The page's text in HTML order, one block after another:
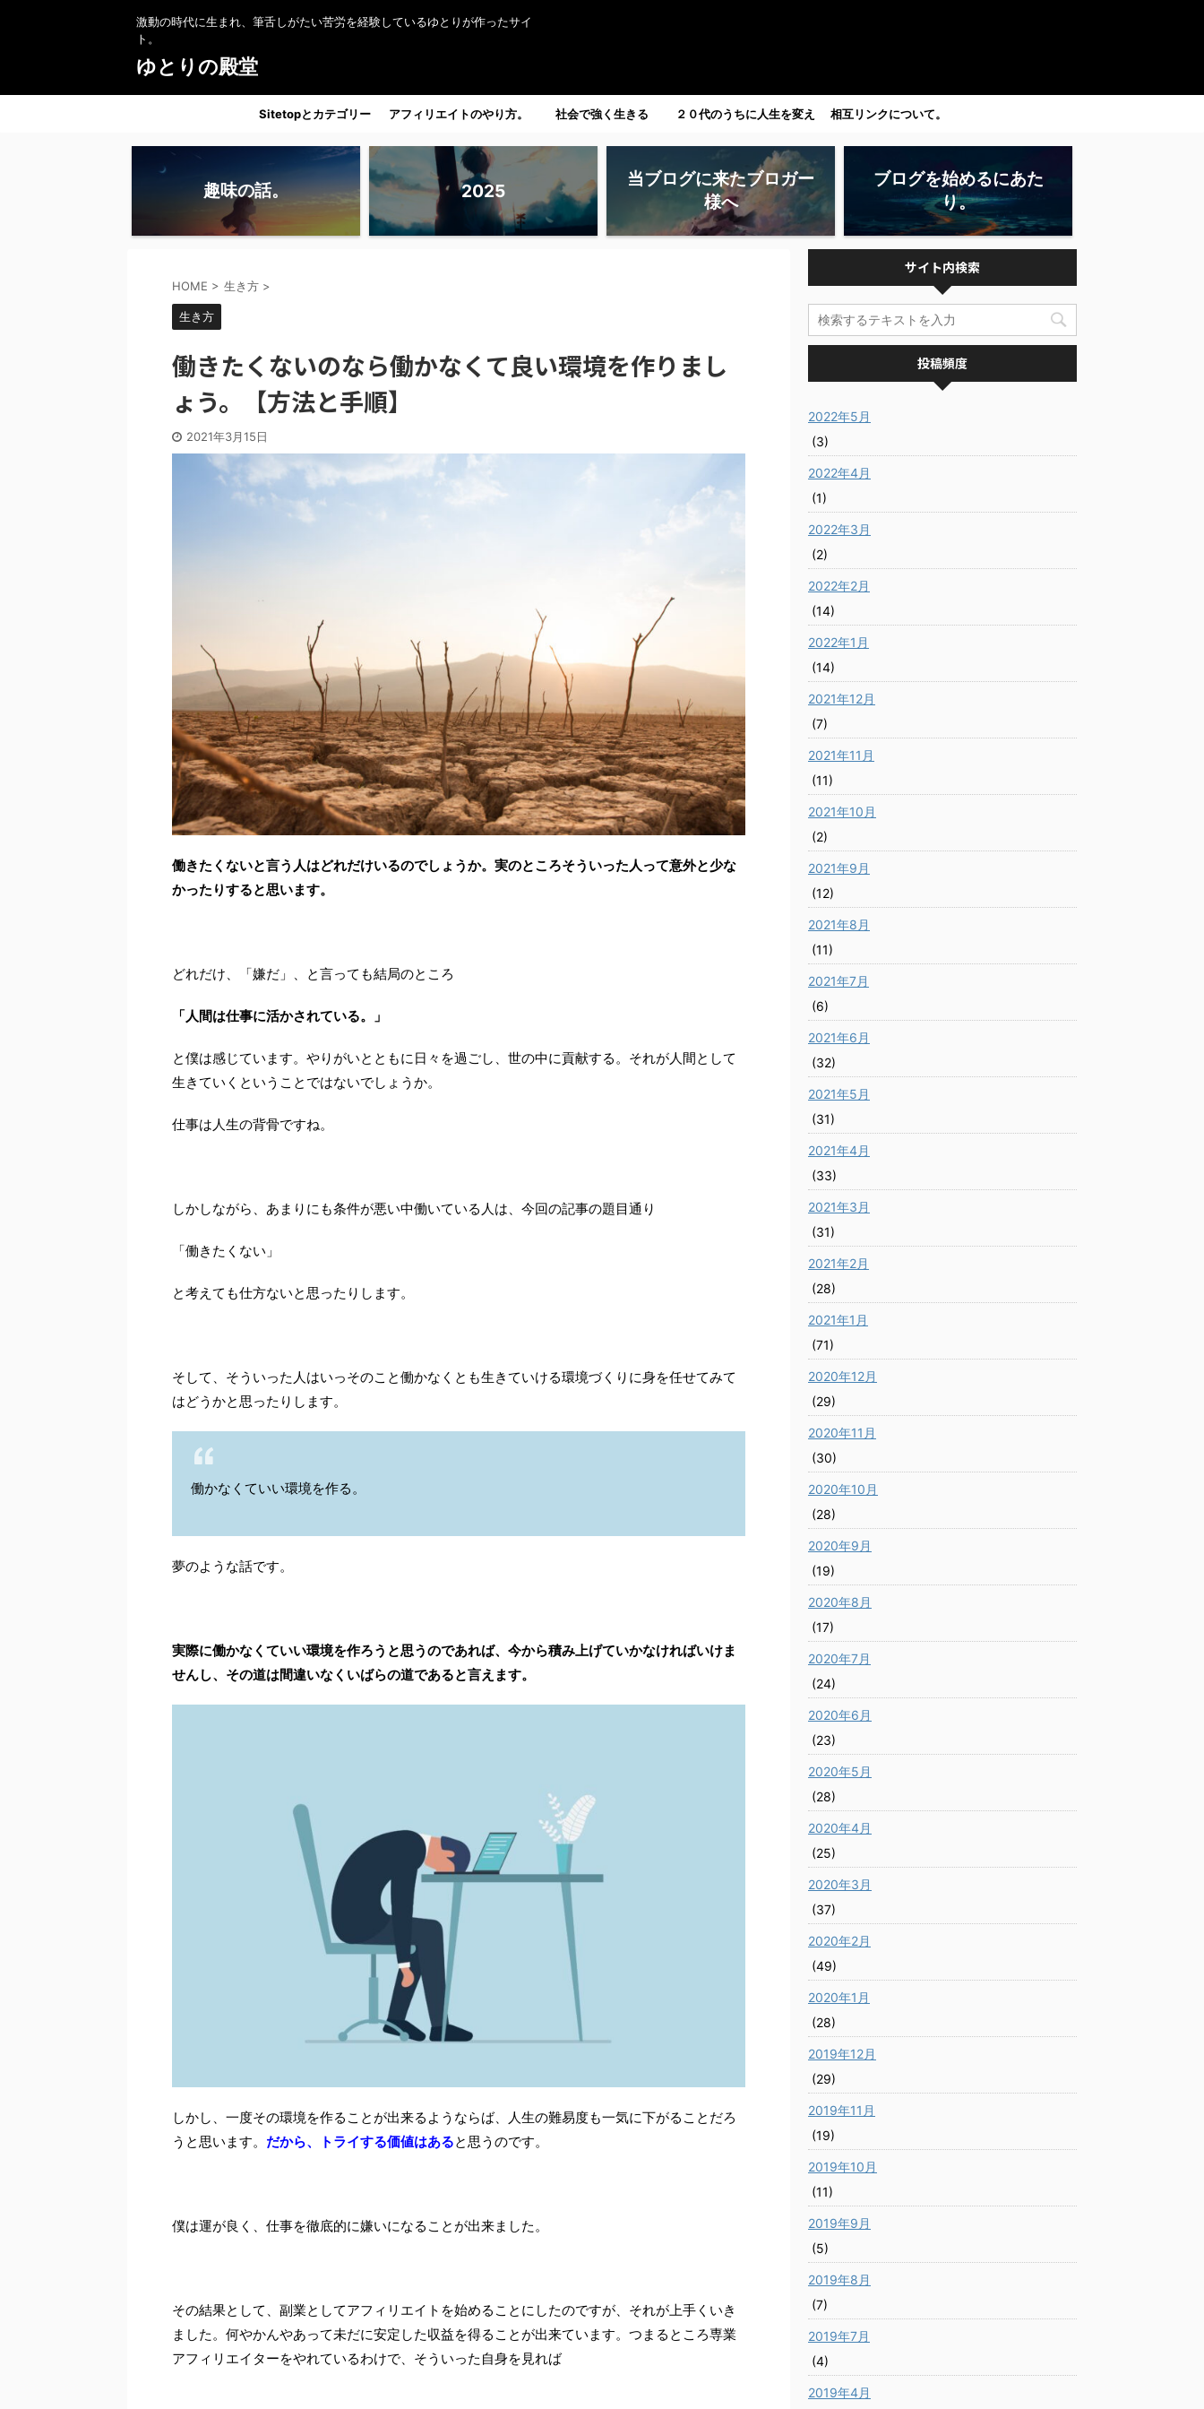
激動の時代に生まれ、筆舌しがたい苦労を経験しているゆとりが作ったサイ
ト。
ゆとりの殿堂
Sitetopとカテゴリー アフィリエイトのやり方。 社会で強く生きる ２０代のうちに人生を変え
たい人へ。
相互リンクについて。
趣味の話。 2025
当ブログに来たブロガー
様へ
ブログを始めるにあた
り。
HOME > 生き方 >
生き方
働きたくないのなら働かなくて良い環境を作りまし
ょう。【方法と手順】
2021年3月15日
働きたくないと言う人はどれだけいるのでしょうか。実のところそういった人って意外と少な
かったりすると思います。
どれだけ、「嫌だ」、と言っても結局のところ
「人間は仕事に活かされている。」
と僕は感じています。やりがいとともに日々を過ごし、世の中に貢献する。それが人間として
生きていくということではないでしょうか。
仕事は人生の背骨ですね。
しかしながら、あまりにも条件が悪い中働いている人は、今回の記事の題目通り
「働きたくない」
と考えても仕方ないと思ったりします。
そして、そういった人はいっそのこと働かなくとも生きていける環境づくりに身を任せてみて
はどうかと思ったりします。
働かなくていい環境を作る。
夢のような話です。
実際に働かなくていい環境を作ろうと思うのであれば、今から積み上げていかなければいけま
せんし、その道は間違いなくいばらの道であると言えます。
しかし、一度その環境を作ることが出来るようならば、人生の難易度も一気に下がることだろ
うと思います。 だから、トライする価値はあると思うのです。
僕は運が良く、仕事を徹底的に嫌いになることが出来ました。
その結果として、副業としてアフィリエイトを始めることにしたのですが、それが上手くいき
ました。何やかんやあって未だに安定した収益を得ることが出来ています。つまるところ専業
アフィリエイターをやれているわけで、そういった自身を見れば
サイト内検索
投稿頻度
2022年5月
(3)
2022年4月
(1)
2022年3月
(2)
2022年2月
(14)
2022年1月
(14)
2021年12月
(7)
2021年11月
(11)
2021年10月
(2)
2021年9月
(12)
2021年8月
(11)
2021年7月
(6)
2021年6月
(32)
2021年5月
(31)
2021年4月
(33)
2021年3月
(31)
2021年2月
(28)
2021年1月
(71)
2020年12月
(29)
2020年11月
(30)
2020年10月
(28)
2020年9月
(19)
2020年8月
(17)
2020年7月
(24)
2020年6月
(23)
2020年5月
(28)
2020年4月
(25)
2020年3月
(37)
2020年2月
(49)
2020年1月
(28)
2019年12月
(29)
2019年11月
(19)
2019年10月
(11)
2019年9月
(5)
2019年8月
(7)
2019年7月
(4)
2019年4月